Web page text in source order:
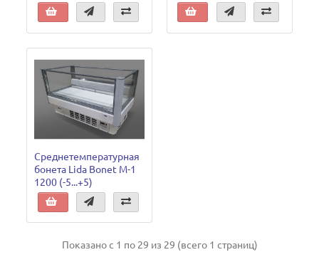
Среднетемпературная
бонета Lida Bonet M-1
1200 (-5...+5)
Показано с 1 по 29 из 29 (всего 1 страниц)